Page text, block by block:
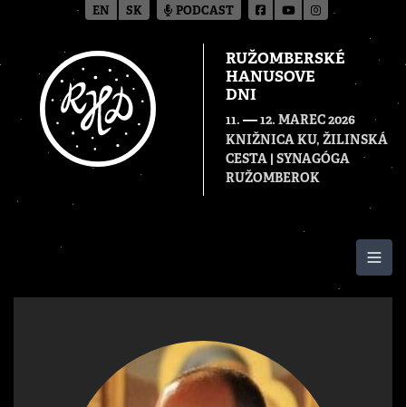
RUŽOMBERSKÉ
HANUSOVE
DNI
11. — 12. MAREC 2026
KNIŽNICA KU, ŽILINSKÁ
CESTA | SYNAGÓGA
RUŽOMBEROK
EN SK PODCAST